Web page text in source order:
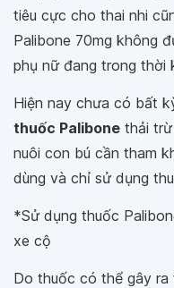
tiêu cực cho thai nhi
Palibone 70mg không
phụ nữ đang trong thời
Hiện nay chưa có bất
thuốc Palibone thải
nuôi con bú cần tham
dùng và chỉ sử dụng
*Sử dụng thuốc
xe cộ
Do thuốc có thể gây ra